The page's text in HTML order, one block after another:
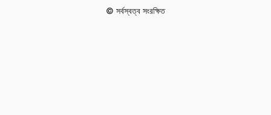
© সর্বস্বত্ব সংরক্ষিত